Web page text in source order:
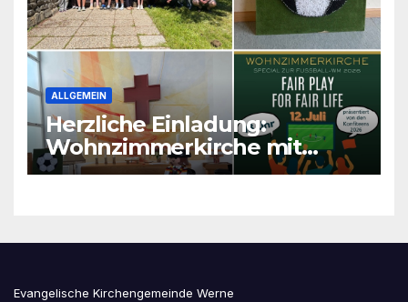
ALLGEMEIN
Herzliche Einladung:
Wohnzimmerkirche mit
unseren Konfis
Evangelische Kirchengemeinde Werne